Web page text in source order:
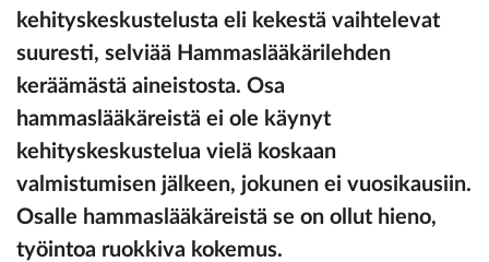
kehityskeskustelusta eli kekestä vaihtelevat
suuresti, selviää Hammaslääkärilehden
keräämästä aineistosta. Osa
hammaslääkäreistä ei ole käynyt
kehityskeskustelua vielä koskaan
valmistumisen jälkeen, jokunen ei vuosikausiin.
Osalle hammaslääkäreistä se on ollut hieno,
työintoa ruokkiva kokemus.